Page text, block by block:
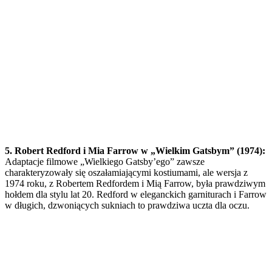
5. Robert Redford i Mia Farrow w „Wielkim Gatsbym” (1974):
Adaptacje filmowe „Wielkiego Gatsby’ego” zawsze
charakteryzowały się oszałamiającymi kostiumami, ale wersja z
1974 roku, z Robertem Redfordem i Mią Farrow, była prawdziwym
hołdem dla stylu lat 20. Redford w eleganckich garniturach i Farrow
w długich, dzwoniących sukniach to prawdziwa uczta dla oczu.